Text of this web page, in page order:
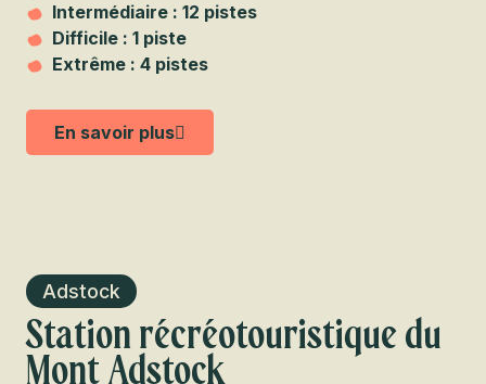
Intermédiaire : 12 pistes
Difficile : 1 piste
Extrême : 4 pistes
En savoir plus
Adstock
Station récréotouristique du
Mont Adstock